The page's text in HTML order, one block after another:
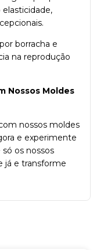
borracha e
na reprodução
Nossos Moldes
nossos moldes
e experimente
os nossos
já e transforme